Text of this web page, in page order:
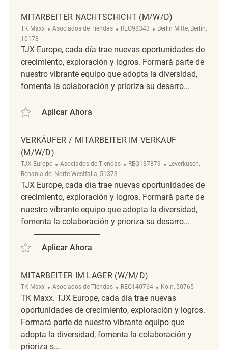
MITARBEITER NACHTSCHICHT (M/W/D)
TK Maxx Categoría
Asociados de Tiendas ReqId
REQ98343 Ubicación
Berlin Mitte, Berlín,
10178
TJX Europe, cada día trae nuevas oportunidades de
crecimiento, exploración y logros. Formará parte de
nuestro vibrante equipo que adopta la diversidad,
fomenta la colaboración y prioriza su desarro...
Salvar Mitarbeiter Nachtschicht (m/w/d) REQ98343
Aplicar Ahora
Mitarbeiter Nachtschicht (m/w/d)
VERKÄUFER / MITARBEITER IM VERKAUF
(M/W/D)
TJX Europe Categoría
Asociados de Tiendas ReqId
REQ137879 Ubicación
Leverkusen,
Renania del Norte-Westfalia, 51373
TJX Europe, cada día trae nuevas oportunidades de
crecimiento, exploración y logros. Formará parte de
nuestro vibrante equipo que adopta la diversidad,
fomenta la colaboración y prioriza su desarro...
Salvar Verkäufer / Mitarbeiter im Verkauf (m/w/d) REQ137879
Aplicar Ahora
Verkäufer / Mitarbeiter Im Verkauf (m/w/d)
MITARBEITER IM LAGER (W/M/D)
TK Maxx Categoría
Asociados de Tiendas ReqId
REQ140764 Ubicación
Koln, 50765
TK Maxx. TJX Europe, cada día trae nuevas
oportunidades de crecimiento, exploración y logros.
Formará parte de nuestro vibrante equipo que
adopta la diversidad, fomenta la colaboración y
prioriza s...